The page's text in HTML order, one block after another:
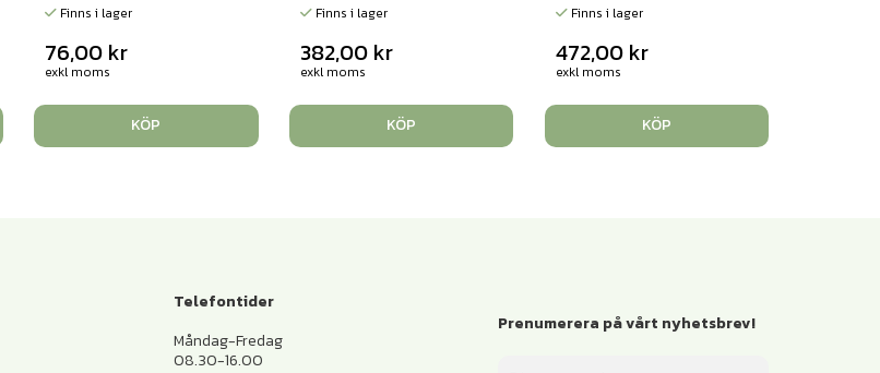
Finns i lager
76,00 kr
exkl moms
KÖP
Finns i lager
382,00 kr
exkl moms
KÖP
Finns i lager
472,00 kr
exkl moms
KÖP
Telefontider
Måndag-Fredag
08.30-16.00
Prenumerera på vårt nyhetsbrev!